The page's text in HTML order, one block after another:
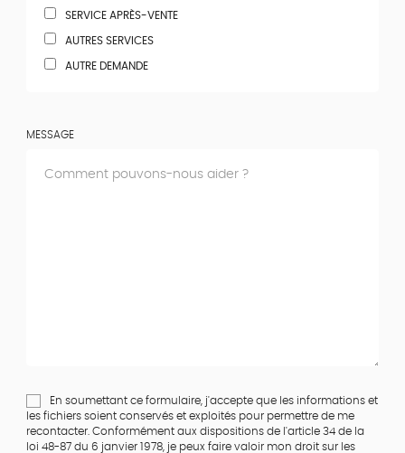
SERVICE APRÈS-VENTE
AUTRES SERVICES
AUTRE DEMANDE
MESSAGE
En soumettant ce formulaire, j'accepte que les informations et
les fichiers soient conservés et exploités pour permettre de me
recontacter. Conformément aux dispositions de l'article 34 de la
loi 48-87 du 6 janvier 1978, je peux faire valoir mon droit sur les